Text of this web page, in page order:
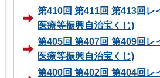
第410回 第411回 第413回レ
医療等振興自治宝くじ)
第405回 第407回 第409回レ
医療等振興自治宝くじ)
第400回 第402回 第404回レ